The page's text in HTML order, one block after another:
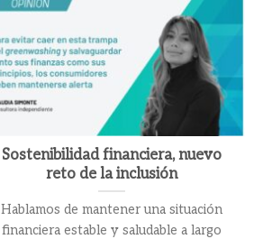
Sostenibilidad financiera, nuevo
reto de la inclusión
Hablamos de mantener una situación
financiera estable y saludable a largo